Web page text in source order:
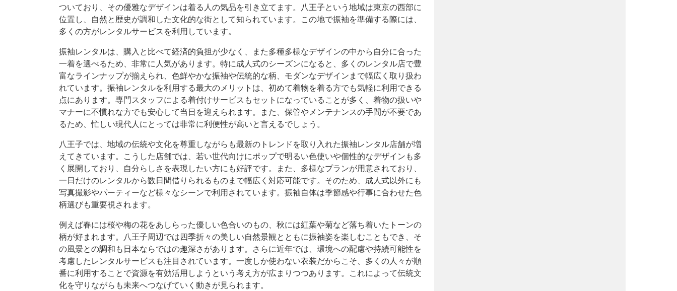
ついており、その優雅なデザインは着る人の気品を引き立てます。八王子という地域は東京の西部に
位置し、自然と歴史が調和した文化的な街として知られています。この地で振袖を準備する際には、
多くの方がレンタルサービスを利用しています。
振袖レンタルは、購入と比べて経済的負担が少なく、また多種多様なデザインの中から自分に合った
一着を選べるため、非常に人気があります。特に成人式のシーズンになると、多くのレンタル店で豊
富なラインナップが揃えられ、色鮮やかな振袖や伝統的な柄、モダンなデザインまで幅広く取り扱わ
れています。振袖レンタルを利用する最大のメリットは、初めて着物を着る方でも気軽に利用できる
点にあります。専門スタッフによる着付けサービスもセットになっていることが多く、着物の扱いや
マナーに不慣れな方でも安心して当日を迎えられます。また、保管やメンテナンスの手間が不要であ
るため、忙しい現代人にとっては非常に利便性が高いと言えるでしょう。
八王子では、地域の伝統や文化を尊重しながらも最新のトレンドを取り入れた振袖レンタル店舗が増
えてきています。こうした店舗では、若い世代向けにポップで明るい色使いや個性的なデザインも多
く展開しており、自分らしさを表現したい方にも好評です。また、多様なプランが用意されており、
一日だけのレンタルから数日間借りられるものまで幅広く対応可能です。そのため、成人式以外にも
写真撮影やパーティーなど様々なシーンで利用されています。振袖自体は季節感や行事に合わせた色
柄選びも重要視されます。
例えば春には桜や梅の花をあしらった優しい色合いのもの、秋には紅葉や菊など落ち着いたトーンの
柄が好まれます。八王子周辺では四季折々の美しい自然景観とともに振袖姿を楽しむこともでき、そ
の風景との調和も日本ならではの趣深さがあります。さらに近年では、環境への配慮や持続可能性を
考慮したレンタルサービスも注目されています。一度しか使わない衣装だからこそ、多くの人々が順
番に利用することで資源を有効活用しようという考え方が広まりつつあります。これによって伝統文
化を守りながらも未来へつなげていく動きが見られます。